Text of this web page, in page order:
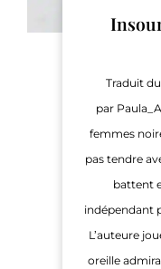
Traduit
par
femmes
pas tendre
battent
indépendant
L’auteure
oreille